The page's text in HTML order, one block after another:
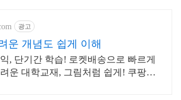
광고
운 개념도 쉽게 이해
, 단기간 학습! 로켓배송으로 빠르게
운 대학교재, 그림처럼 쉽게! 쿠팡에